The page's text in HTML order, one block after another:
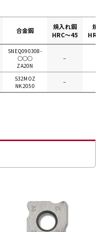
合金鋼
焼入れ鋼
HRC～45
焼
SNEQ090308-
○○○
ZA20N
−
S32MOZ
NK2050
−